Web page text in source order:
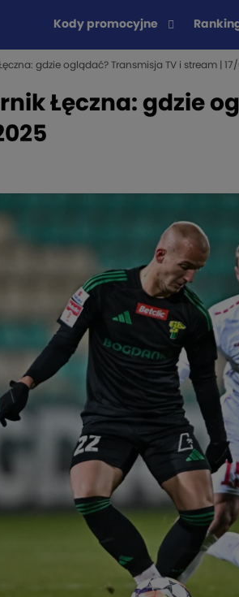
Kody promocyjne
gdzie oglądać? Transmisja TV i stream |
Łęczna: gdzie